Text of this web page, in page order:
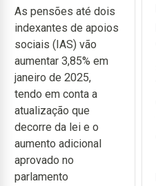
As pensões até dois
indexantes de apoios
sociais (IAS) vão
aumentar 3,85% em
janeiro de 2025,
tendo em conta a
atualização que
decorre da lei e o
aumento adicional
aprovado no
parlamento